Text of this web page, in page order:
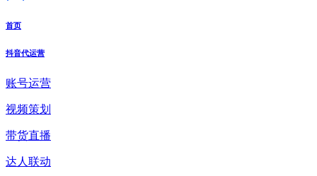
首页
抖音代运营
账号运营
视频策划
带货直播
达人联动